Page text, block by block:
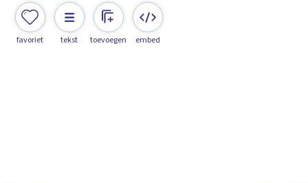
favoriet tekst toevoegen embed